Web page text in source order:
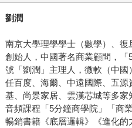
劉潤
南京大學理學學士（數學）、
創始人，中國著名商業顧問，
號「劉潤」主理人，微軟（中
任百度、海爾、中遠國際、五
基、尚景家居、雲漢芯城等多
音頻課程「5分鐘商學院」「商
暢銷書籍《底層邏輯》《進化